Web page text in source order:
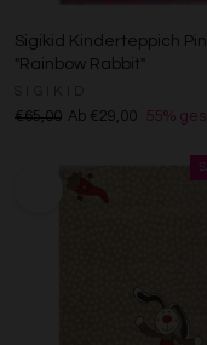
Sigikid Kinderteppich
"Rainbow Rabbit"
€65,00 Ab €29,00 55%